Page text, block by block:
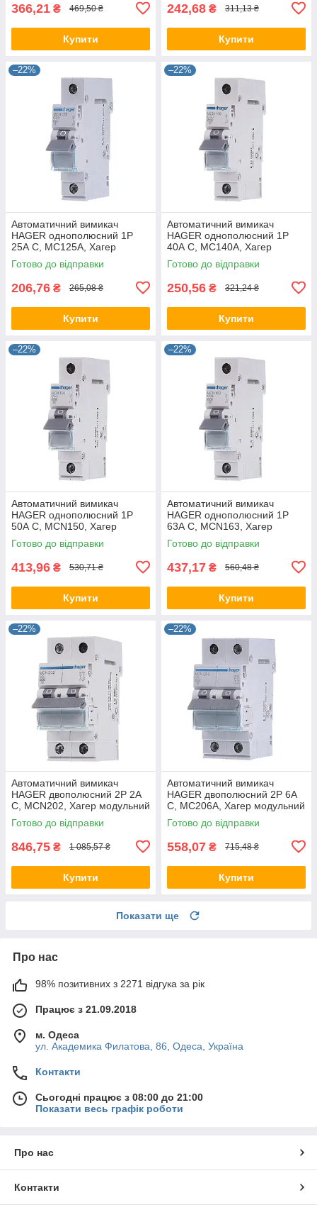
366,21 ₴ 469,50 ₴
Купити
242,68 ₴ 311,13 ₴
Купити
–22%
Автоматичний вимикач
HAGER однополюсний 1P
25А C, MC125A, Хагер
модульний автомат для
щитів і боксів
Готово до відправки
206,76 ₴ 265,08 ₴
Купити
–22%
Автоматичний вимикач
HAGER однополюсний 1P
40А C, MC140A, Хагер
модульний автомат для
щитів і боксів
Готово до відправки
250,56 ₴ 321,24 ₴
Купити
–22%
Автоматичний вимикач
HAGER однополюсний 1P
50А C, MCN150, Хагер
модульний автомат для
щитів і боксів
Готово до відправки
413,96 ₴ 530,71 ₴
Купити
–22%
Автоматичний вимикач
HAGER однополюсний 1P
63А C, MCN163, Хагер
модульний автомат для
щитів і боксів
Готово до відправки
437,17 ₴ 560,48 ₴
Купити
–22%
Автоматичний вимикач
HAGER двополюсний 2P 2А
C, MCN202, Хагер модульний
автомат для щитів і боксів
Готово до відправки
846,75 ₴ 1 085,57 ₴
Купити
–22%
Автоматичний вимикач
HAGER двополюсний 2P 6А
C, MC206A, Хагер модульний
автомат для щитів і боксів
Готово до відправки
558,07 ₴ 715,48 ₴
Купити
Показати ще
Про нас
98% позитивних з 2271 відгука за рік
Працює з 21.09.2018
м. Одеса
ул. Академика Филатова, 86, Одеса, Україна
Контакти
Сьогодні працює з 08:00 до 21:00
Показати весь графік роботи
Про нас
Контакти